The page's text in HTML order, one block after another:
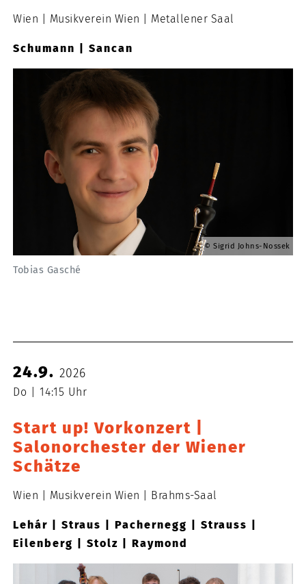
Wien Musikverein Wien Metallener Saal
Schumann | Sancan
Sigrid Johns-Nossek
Tobias Gasché
24.9.2026
Do 14:15 Uhr
Start up! Vorkonzert |
Salonorchester der Wiener
Schätze
Wien Musikverein Wien Brahms-Saal
Lehár | Straus | Pachernegg | Strauss |
Eilenberg | Stolz | Raymond